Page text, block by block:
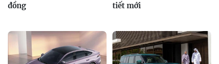
đồng
tiết mới